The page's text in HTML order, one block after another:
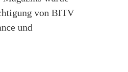
von BITV
und